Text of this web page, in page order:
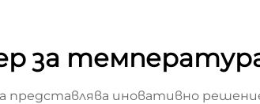
за
представлява иновативно